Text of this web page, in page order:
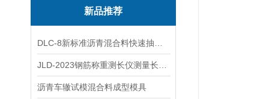
新品推荐
沥青车辙试模混合料成型模具